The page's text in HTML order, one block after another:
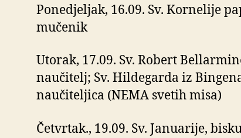
Ponedjeljak, 16.09. Sv. Kornelije
mučenik
Utorak, 17.09. Sv. Robert
naučitelj; Sv. Hildegarda iz
naučiteljica (NEMA svetih misa)
Četvrtak., 19.09. Sv. Januarije,